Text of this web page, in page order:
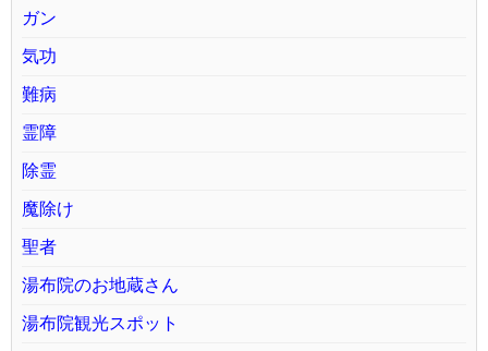
ガン
気功
難病
霊障
除霊
魔除け
聖者
湯布院のお地蔵さん
湯布院観光スポット